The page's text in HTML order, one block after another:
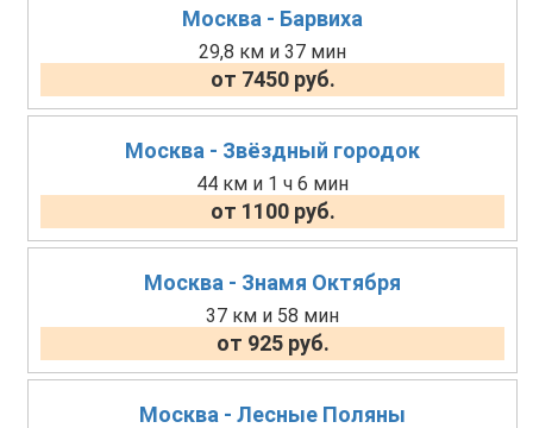
Москва - Барвиха
29,8 км и 37 мин
от 7450 руб.
Москва - Звёздный городок
44 км и 1 ч 6 мин
от 1100 руб.
Москва - Знамя Октября
37 км и 58 мин
от 925 руб.
Москва - Лесные Поляны